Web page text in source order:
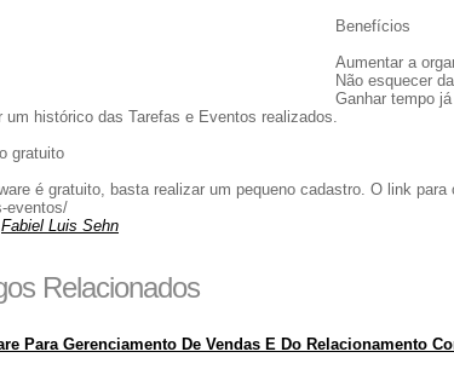
Benefícios
Aumentar a
Não esquecer
Ganhar tempo
um histórico das Tarefas e Eventos realizados.
gratuito
é gratuito, basta realizar um pequeno cadastro. O link
eventos/
Fabiel Luis Sehn
Relacionados
Para Gerenciamento De Vendas E Do Relacionamento